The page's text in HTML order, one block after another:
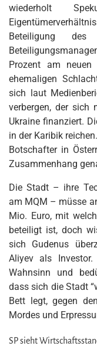
wiederholt
Beteiligung
Prozent am
ehemaligen
sich laut
verbergen, der sich
Ukraine finanziert.
in der Karibik
Botschafter in
Zusammenhang
Die Stadt – ihre
am MQM – müsse
Mio. Euro, mit
beteiligt ist, doch
sich Gudenus
Aliyev als
Wahnsinn und
dass sich die Stadt
Bett legt, gegen
Mordes und
SP sieht